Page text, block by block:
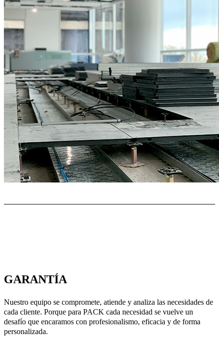
GARANTÍAPACK
Nuestro equipo se compromete, atiende y analiza las necesidades de
cada cliente. Porque para PACK cada necesidad se vuelve un
desafío que encaramos con profesionalismo, eficacia y de forma
personalizada.